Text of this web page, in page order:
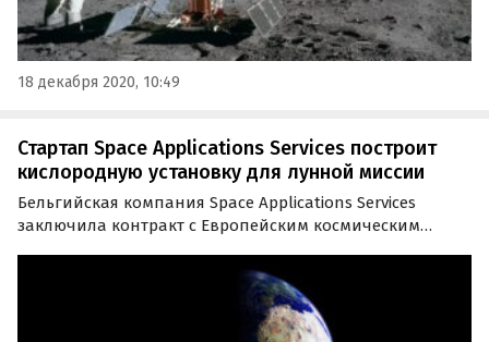
18 декабря 2020, 10:49
Стартап Space Applications Services построит
кислородную установку для лунной миссии
Бельгийская компания Space Applications Services
заключила контракт с Европейским космическим
разработка и внедрение трех экспериментальных
реакторов, предназначенных для генерирования